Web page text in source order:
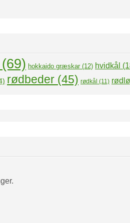
(69) hokkaido græskar (12) hvidkål
rødbeder (45) rødkål (11)